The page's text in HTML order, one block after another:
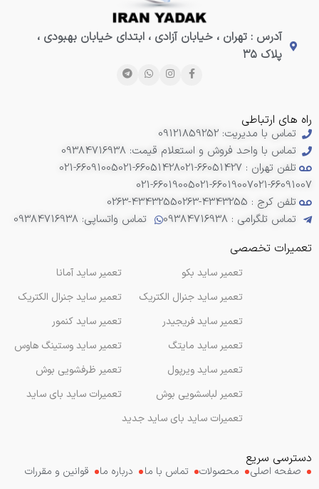
آدرس : تهران ، خیابان آزادی ، ابتدای خیابان بهبودی ،
پلاک ۳۵
راه های ارتباطی
تماس با مدیریت: 09121859252
تماس با واحد فروش و استعلام قیمت: 09384716938
تلفن تهران : 66051427-021
021-66051428
021-66091005
021-66091007
021-66019007
021-66019005
تلفن کرج : 4343255-0263
0263-4343255
تماس تلگرامی : 09384716938
تماس واتساپی: 09384716938
تعمیرات تخصصی
تعمیر ساید آمانا
تعمیر ساید جنرال الکتریک
تعمیر ساید کنمور
تعمیر ساید وستینگ هاوس
تعمیر ظرفشویی بوش
تعمیرات ساید بای ساید
تعمیر ساید بکو
تعمیر ساید جنرال الکتریک
تعمیر ساید فریجیدر
تعمیر ساید مایتگ
تعمیر ساید ویرپول
تعمیر لباسشویی بوش
تعمیرات ساید بای ساید جدید
دسترسی سریع
صفحه اصلی محصولات تماس با ما درباره ما قوانین و مقررات